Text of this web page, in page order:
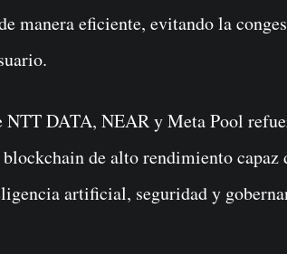
manera eficiente, evitando la
NTT DATA, NEAR y Meta Pool
de alto rendimiento capaz
artificial, seguridad y